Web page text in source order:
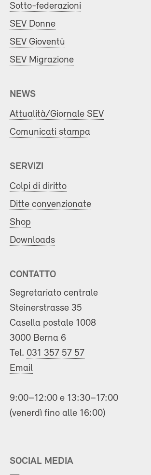
Sotto-federazioni
SEV Donne
SEV Gioventù
SEV Migrazione
NEWS
Attualità/Giornale SEV
Comunicati stampa
SERVIZI
Colpi di diritto
Ditte convenzionate
Shop
Downloads
CONTATTO
Segretariato centrale
Steinerstrasse 35
Casella postale 1008
3000 Berna 6
Tel. 031 357 57 57
Email
9:00–12:00 e 13:30–17:00
(venerdì fino alle 16:00)
SOCIAL MEDIA